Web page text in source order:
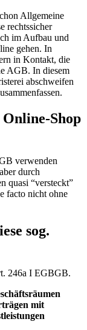
Allgemeine
rechtssicher
im Aufbau und
gehen. In
in Kontakt, die
AGB. In diesem
abschweifen
Shop
verwenden
durch
quasi “versteckt”
facto nicht ohne
sog.
246a I EGBGB.
mit